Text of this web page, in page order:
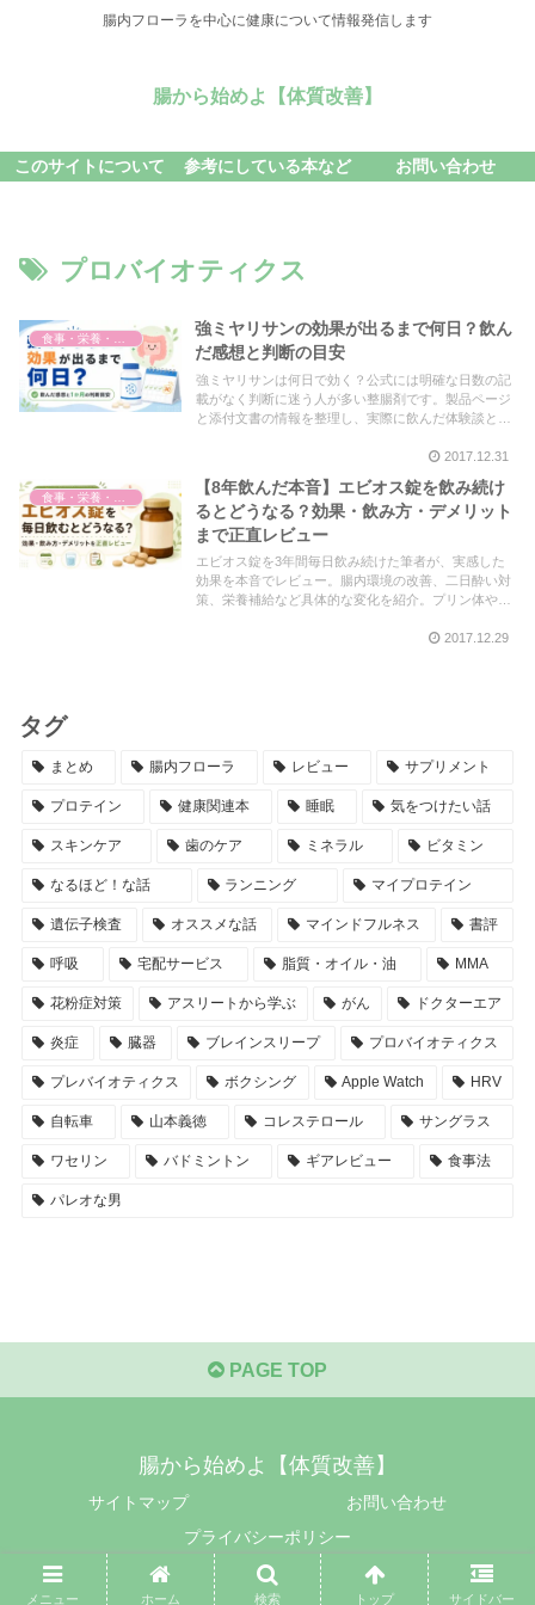
腸内フローラを中心に健康について情報発信します
腸から始めよ【体質改善】
このサイトについて 参考にしている本など お問い合わせ
プロバイオティクス
食事・栄養・サプリ
強ミヤリサンの効果が出るまで何日？飲ん
だ感想と判断の目安
強ミヤリサンは何日で効く？公式には明確な日数の記
載がなく判断に迷う人が多い整腸剤です。製品ページ
と添付文書の情報を整理し、実際に飲んだ体験談とあ
2017.12.31
【8年飲んだ本音】エビオス錠を飲み続け
るとどうなる？効果・飲み方・デメリット
まで正直レビュー
エビオス錠を3年間毎日飲み続けた筆者が、実感した
効果を本音でレビュー。腸内環境の改善、二日酔い対
策、栄養補給など具体的な変化を紹介。プリン体や飲
2017.12.29
タグ
まとめ 腸内フローラ レビュー サプリメント
プロテイン 健康関連本 睡眠 気をつけたい話
スキンケア 歯のケア ミネラル ビタミン
なるほど！な話 ランニング マイプロテイン
遺伝子検査 オススメな話 マインドフルネス 書評
呼吸 宅配サービス 脂質・オイル・油 MMA
花粉症対策 アスリートから学ぶ がん ドクターエア
炎症 臓器 ブレインスリープ プロバイオティクス
プレバイオティクス ボクシング Apple Watch HRV
自転車 山本義徳 コレステロール サングラス
ワセリン バドミントン ギアレビュー 食事法
パレオな男
PAGE TOP
腸から始めよ【体質改善】
サイトマップ
お問い合わせ
プライバシーポリシー
© 2017-2026 腸から始めよ【体質改善】.
メニュー ホーム 検索 トップ サイドバー